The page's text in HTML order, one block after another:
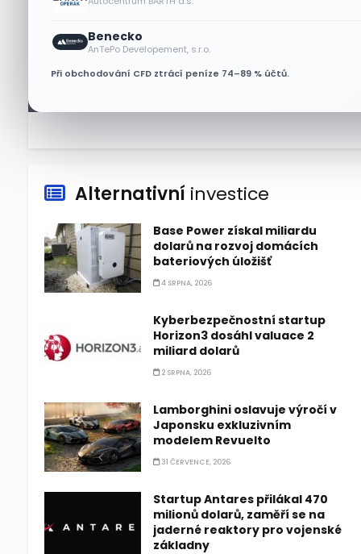
Benecko
AnTePo Developement, s.r.o.
Při obchodování CFD ztrácí peníze 74–89 % účtů.
Lisa Su zlehčuje Muskův
závazek vůči Nvidii. Akcie AMD
po výsledcích klesají
Alternativní investice
Base Power získal miliardu
dolarů na rozvoj domácích
bateriových úložišť
4 SRPNA, 2026
Kyberbezpečnostní startup
Horizon3 dosáhl valuace 2
miliard dolarů
2 SRPNA, 2026
Lamborghini oslavuje výročí v
Japonsku exkluzivním
modelem Revuelto
31 ČERVENCE, 2026
Startup Antares přilákal 470
milionů dolarů, zaměří se na
jaderné reaktory pro vojenské
základny